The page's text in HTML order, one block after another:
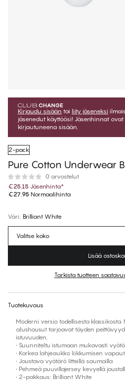
Kirjaudu sisään tai liity jäseneksi
jäsenedut käyttöösi! Jäsenhinnat
kirjautuneena sisään.
2-pack
Pure Cotton Underwear
0 arvostelut
€25.15 Jäsenhinta*
€27.95 Normaalihinta
Väri: Brilliant White
Ei ehdotettua kokoa tähän
Valitse koko
Lisää
Tarkista tuotteen
Tuotekuvaus
Moderni versio todellisesta
alushousut tarjoavat täyden
istuvuuden.
• Suunniteltu istumaan mukavasti
• Korkea lahjeaukko liikkumisen
• Joustava vyötärö litteillä saumoilla
• Pehmeä puuvillajersey kevyellä
• 2-pakkaus: Brilliant White